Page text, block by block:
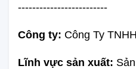
-------------------------
Công ty: Công Ty
Lĩnh vực sản xuất: